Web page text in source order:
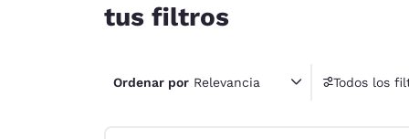
América
tus filtros
Ordenar por Relevancia Todos los
1